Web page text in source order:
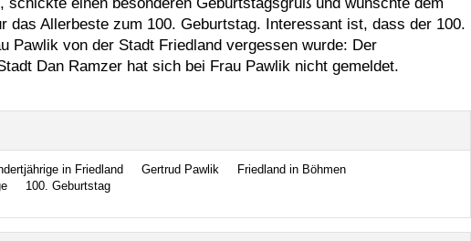
das Allerbeste zum 100. Geburtstag. Interessant ist, dass der 100.
Pawlik von der Stadt Friedland vergessen wurde: Der
Dan Ramzer hat sich bei Frau Pawlik nicht gemeldet.
in Friedland Gertrud Pawlik
Friedland in Böhmen
100. Geburtstag